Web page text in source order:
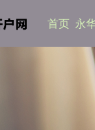
首页 永